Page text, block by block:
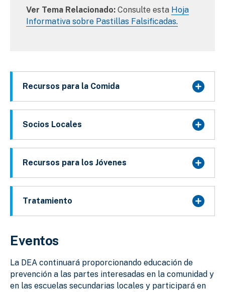
Ver Tema Relacionado: Consulte esta Hoja
Informativa sobre Pastillas Falsificadas.
Recursos para la Comida
Socios Locales
Recursos para los Jóvenes
Tratamiento
Eventos
La DEA continuará proporcionando educación de
prevención a las partes interesadas en la comunidad y
en las escuelas secundarias locales y participará en